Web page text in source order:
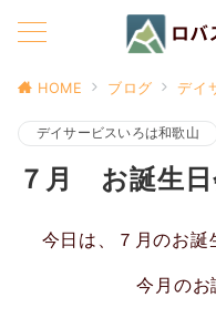
HOME ブログ デイ
デイサービスいろは和歌山
７月 お誕生日
今日は、７月のお
今月のお